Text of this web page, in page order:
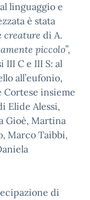
linguaggio e
è stata
creature di A.
piccolo”,
III C e III S: al
all’eufonio,
insieme
Elide Alessi,
Gioè, Martina
Marco Taibbi,
di